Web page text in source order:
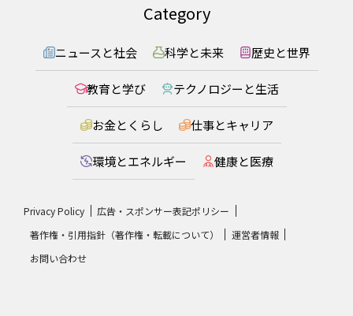
Category
ニュースと社会 科学と未来 歴史と世界
教育と学び テクノロジーと生活
お金とくらし 仕事とキャリア
環境とエネルギー 健康と医療
Privacy Policy
広告・スポンサー表記ポリシー
著作権・引用指針（著作権・転載について）
運営者情報
お問い合わせ